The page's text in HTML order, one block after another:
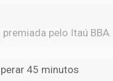
pelo Itaú BBA.